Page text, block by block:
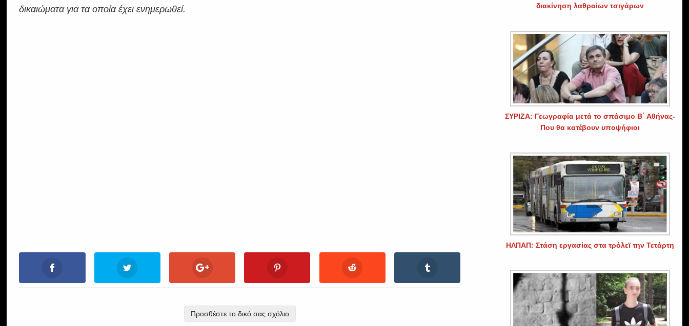
δικαιώματα για τα οποία έχει ενημερωθεί.
Προσθέστε το δικό σας σχόλιο
διακίνηση λαθραίων τσιγάρων
ΣΥΡΙΖΑ: Γεωγραφία μετά το σπάσιμο Β΄ Αθήνας-
Που θα κατέβουν υποψήφιοι
ΗΛΠΑΠ: Στάση εργασίας στα τρόλεϊ την Τετάρτη